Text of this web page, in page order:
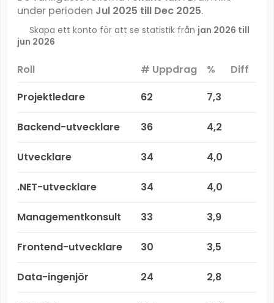
under perioden Jul 2025 till Dec 2025.
Skapa ett konto för att se statistik från jan 2026 till
jun 2026
Roll # Uppdrag %
Diff
Projektledare
62 7,3
Backend-utvecklare 36 4,2
Utvecklare 34 4,0
.NET-utvecklare 34 4,0
Managementkonsult 33 3,9
Frontend-utvecklare 30 3,5
Data-ingenjör 24 2,8